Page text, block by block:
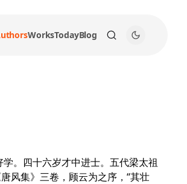
WorksTodayBlog
。四十六岁才中进士。五代梁太祖
风集》三卷，顾云为之序，“其壮